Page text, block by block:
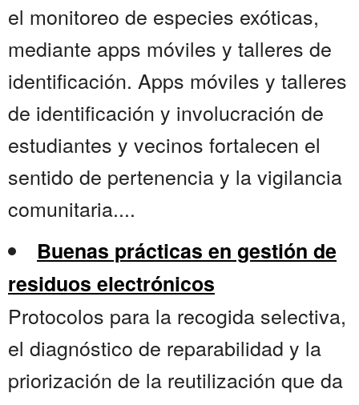
el monitoreo de especies exóticas,
mediante apps móviles y talleres de
identificación. Apps móviles y talleres
de identificación y involucración de
estudiantes y vecinos fortalecen el
sentido de pertenencia y la vigilancia
comunitaria....
Buenas prácticas en gestión de
residuos electrónicos
Protocolos para la recogida selectiva,
el diagnóstico de reparabilidad y la
priorización de la reutilización que da